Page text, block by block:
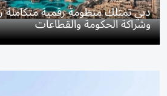
دبي تمتلك منظومة رقمية متكاملة
وشراكة الحكومة والقطاعات